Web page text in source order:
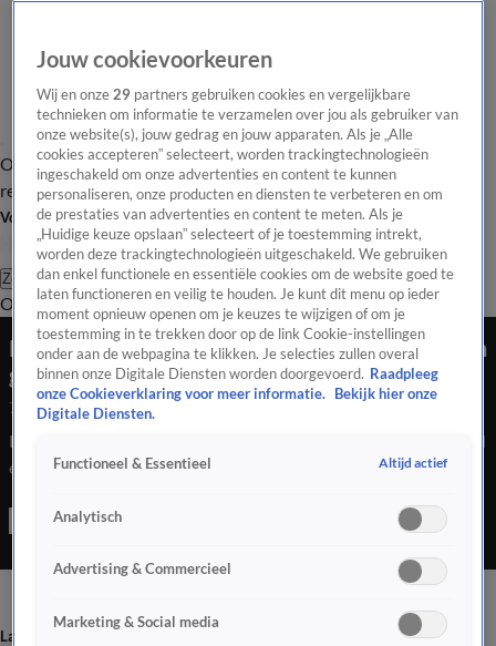
Overzicht Laatste nieuws Regionieuws Het beste van Hart
Tip de
redactie
Volg Hart van Nederland
Zoeken
OverzichtRegioUitzendingenWeerTip de redactiePanelVideo's
Explosie bij partijkantoor D66 in Den Haag, geen
gewonden
7 mei 2026, 22:19
Bij het partijkantoor van D66 in Den Haag is donderdagavond
een explosie geweest. Het pand aan de Lange Houtstraat in de
gewond, zegt een politiewoordvoerder. Of er personen in het
afging, weet zij niet.
Laatste nieuws
Jouw cookievoorkeuren
Wij en onze29 partners gebruiken cookies en vergelijkbare
technieken om informatie te verzamelen over jou als gebruiker van
onze website(s), jouw gedrag en jouw apparaten. Als je „Alle
cookies accepteren” selecteert, worden trackingtechnologieën
ingeschakeld om onze advertenties en content te kunnen
personaliseren, onze producten en diensten te verbeteren en om
de prestaties van advertenties en content te meten. Als je
„Huidige keuze opslaan” selecteert of je toestemming intrekt,
worden deze trackingtechnologieën uitgeschakeld. We gebruiken
dan enkel functionele en essentiële cookies om de website goed te
laten functioneren en veilig te houden. Je kunt dit menu op ieder
moment opnieuw openen om je keuzes te wijzigen of om je
toestemming in te trekken door op de link Cookie-instellingen
onder aan de webpagina te klikken. Je selecties zullen overal
binnen onze Digitale Diensten worden doorgevoerd. Raadpleeg
onze Cookieverklaring voor meer informatie.
Bekijk hier onze
Digitale Diensten.
Functioneel & Essentieel Altijd actief
Analytisch
Advertising & Commercieel
Marketing & Social media